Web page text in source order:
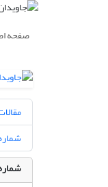
صفحه